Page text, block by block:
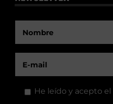
He leído y acepto el